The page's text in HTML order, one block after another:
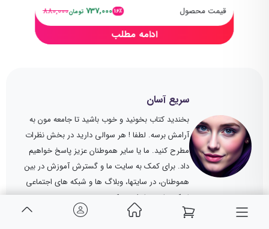
سریع آسان
بخندید کتاب بخونید و خوب باشید تا جامعه مون به
آرامش برسه. لطفا ! هر سوالی دارید در بخش نظرات
مطرح کنید. ما یا سایر هموطنان عزیز پاسخ خواهیم
داد. برای کمک به سایت ما و گسترش آموزش در بین
هموطنان، در سایتها، وبلاگ ها و شبکه های اجتماعی
لینک سایت ما را درج کنید.
قیمت محصول 16٪ 737,000 تومان880,000
ادامه مطلب